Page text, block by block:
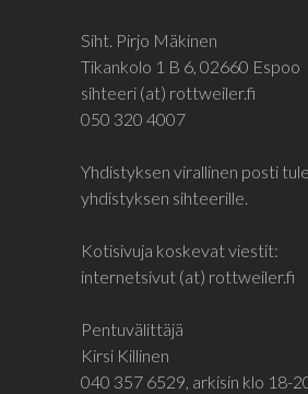
Siht. Pirjo Mäkinen
Tikankolo 1 B 6, 02660 Espoo
sihteeri (at) rottweiler.fi
050 320 4007
Yhdistyksen virallinen posti
yhdistyksen sihteerille.
Kotisivuja koskevat viestit:
internetsivut (at) rottweiler.fi
Pentuvälittäjä
Kirsi Killinen
040 357 6529, arkisin klo 18-